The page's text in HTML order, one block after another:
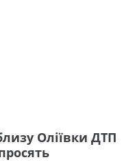
Оліївки ДТП